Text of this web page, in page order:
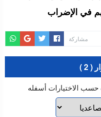
في الإضراب
مشاركة
( 2 )
حسب الاختيارات أسفله